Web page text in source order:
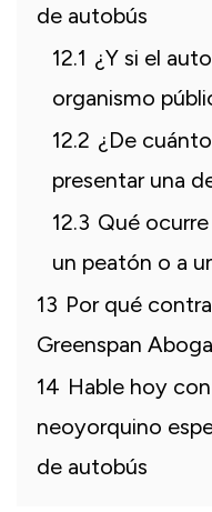
de autobús
12.1 ¿Y si el
organismo
12.2 ¿De
presentar una
12.3 Qué
un peatón o a
13 Por qué
Greenspan
14 Hable hoy
neoyorquino
de autobús